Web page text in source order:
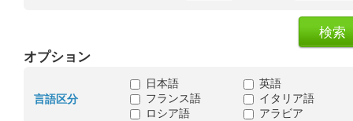
オプション
言語区分
日本語
英語
フランス語
イタリア語
ロシア語
アラビア